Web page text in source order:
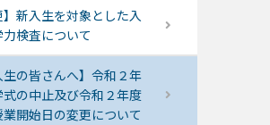
】新入生を対象とした入
検査について
生の皆さんへ】令和２年
の中止及び令和２年度
業開始日の変更について